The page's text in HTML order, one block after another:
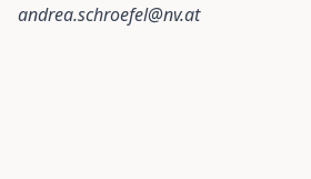
andrea.schroefel@nv.at